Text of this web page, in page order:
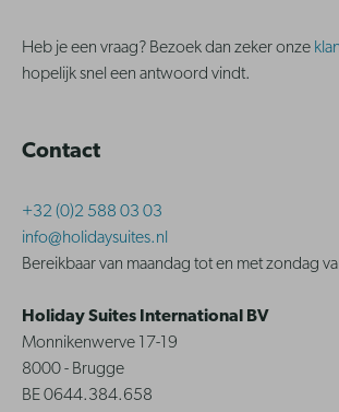
Heb je een vraag? Bezoek dan zeker onze
hopelijk snel een antwoord vindt.
Contact
+32 (0)2 588 03 03
info@holidaysuites.nl
Bereikbaar van maandag tot en met zondag
Holiday Suites International BV
Monnikenwerve 17-19
8000 - Brugge
BE 0644.384.658